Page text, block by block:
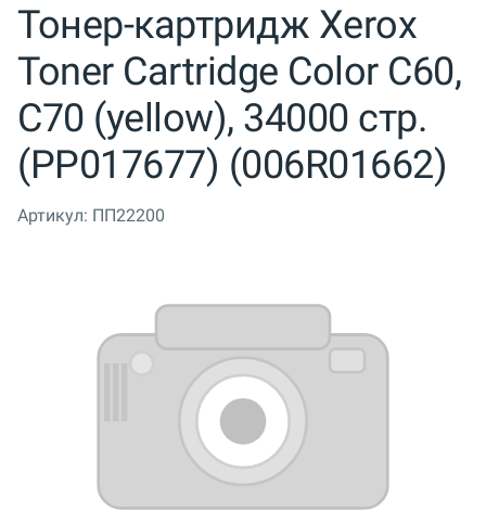
Тонер-картридж Xerox
Toner Cartridge Color С60,
C70 (yellow), 34000 стр.
(PP017677) (006R01662)
Артикул: ПП22200